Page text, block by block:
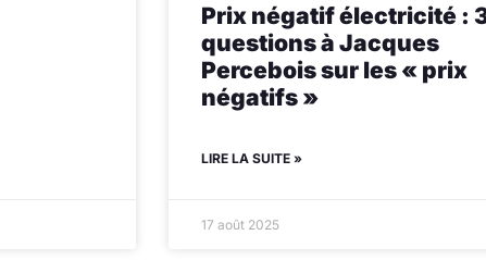
Prix négatif électricité :
questions à Jacques
Percebois sur les « prix
négatifs »
LIRE LA SUITE »
17 août 2025